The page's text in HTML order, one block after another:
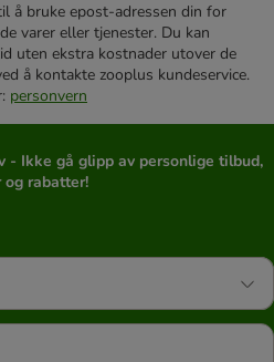
å bruke epost-adressen din for
varer eller tjenester. Du kan
uten ekstra kostnader utover de
å kontakte zooplus kundeservice.
personvern
- Ikke gå glipp av personlige tilbud,
og rabatter!